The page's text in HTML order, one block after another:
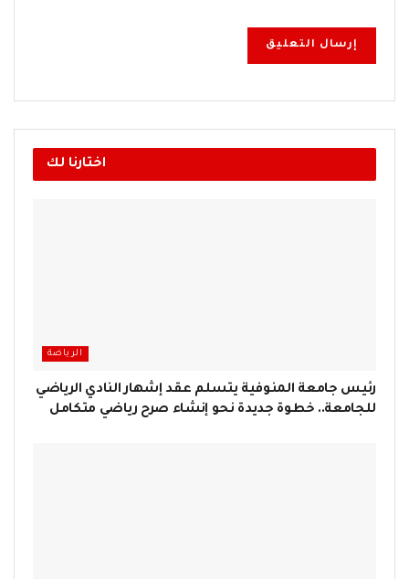
اختارنا لك
الرياضة
رئيس جامعة المنوفية يتسلم عقد إشهار النادي الرياضي
للجامعة.. خطوة جديدة نحو إنشاء صرح رياضي متكامل